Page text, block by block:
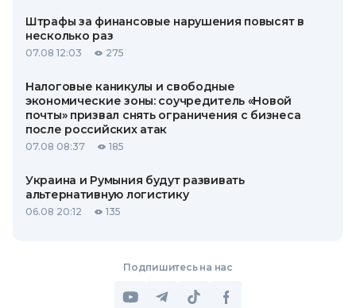
Штрафы за финансовые нарушения повысят в
несколько раз
07.08 12:03 275
Налоговые каникулы и свободные
экономические зоны: соучредитель «Новой
почты» призвал снять ограничения с бизнеса
после российских атак
07.08 08:37 185
Украина и Румыния будут развивать
альтернативную логистику
06.08 20:12 135
Подпишитесь на нас